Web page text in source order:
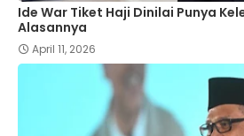
Ide War Tiket Haji Dinilai Punya
Alasannya
April 11, 2026